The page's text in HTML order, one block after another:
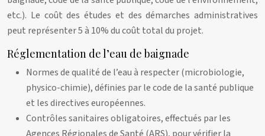
etc.). Le coût des études et des démarches administratives
peut représenter 5 à 10% du coût total du projet.
Réglementation de l’eau de baignade
Normes de qualité de l’eau à respecter (microbiologie,
physico-chimie), définies par le code de la santé publique
et les directives européennes.
Contrôles sanitaires obligatoires, effectués par les